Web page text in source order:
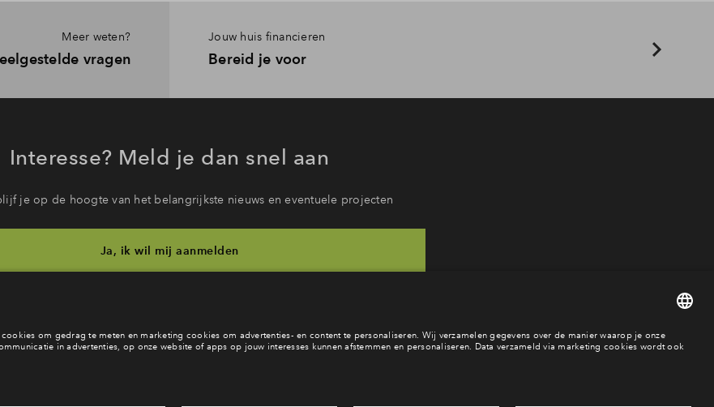
Meer weten?
vragen
Jouw huis financieren
Bereid je voor
Interesse? Meld je dan snel aan
je op de hoogte van het belangrijkste nieuws en eventuele projecten
Ja, ik wil mij aanmelden
je een vraag en wil je direct antwoord? Bel ons op
6 dagen per week beschikbaar (behalve tijdens feestdagen)